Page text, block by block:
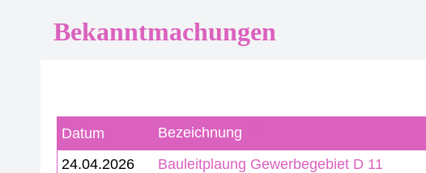
Bekanntmachungen
Datum
Bezeichnung
24.04.2026
Bauleitplaung Gewerbegebiet D 11